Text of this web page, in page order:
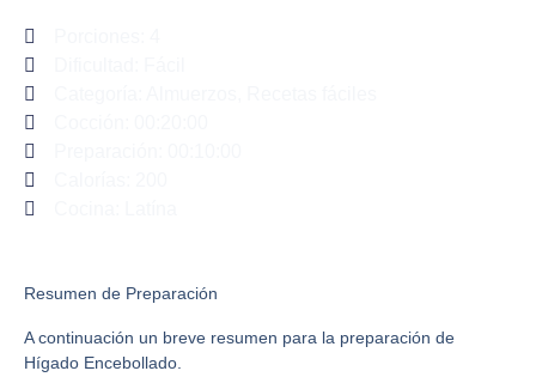
Resumen de Preparación
A continuación un breve resumen para la preparación de
Hígado Encebollado